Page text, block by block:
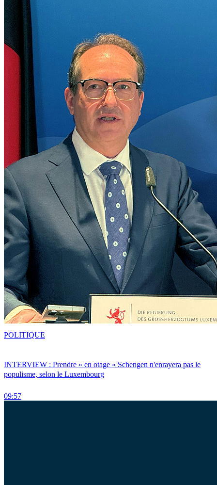
INTERVIEW : Prendre « en otage » Schengen n'enrayera pas le
populisme, selon le Luxembourg
09:57
POLITIQUE